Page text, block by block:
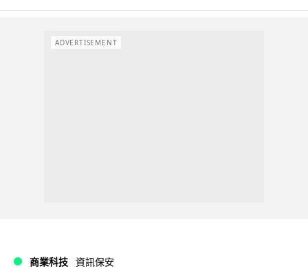
ADVERTISEMENT
商業科技 資訊保安